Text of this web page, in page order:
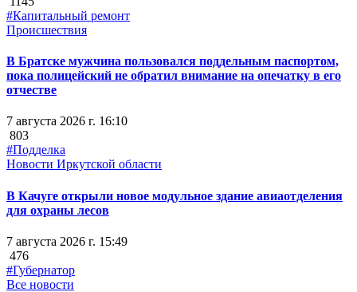
#Капитальный ремонт
Происшествия
В Братске мужчина пользовался поддельным паспортом,
пока полицейский не обратил внимание на опечатку в его
отчестве
7 августа 2026 г. 16:10
803
#Подделка
Новости Иркутской области
В Качуге открыли новое модульное здание авиаотделения
для охраны лесов
7 августа 2026 г. 15:49
476
#Губернатор
Все новости